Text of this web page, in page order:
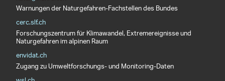
Warnungen der Naturgefahren-Fachstellen des Bundes
cerc.slf.ch
Forschungszentrum für Klimawandel, Extremereignisse und
Naturgefahren im alpinen Raum
envidat.ch
Zugang zu Umweltforschungs- und Monitoring-Daten